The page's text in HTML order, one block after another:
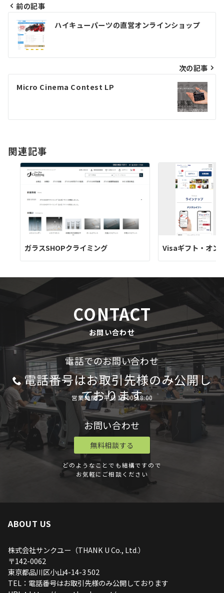
投
稿
ナ
ビ
ゲ
シ
ン
前の記事
ハイキューパーツの直営オンラインショップ
次の記事
Micro Cinema Contest LP
関連記事
ガラスSHOPクライミング Visaギフト・オン
CONTACT
お問い合わせ
電話でのお問い合わせ
電話番号はお取引先様のみ公開し
ております
営業時間：平日10:00-18:00
お問い合わせ
無料相談する
どのようなことでも結構ですので
お気軽にご相談ください
ABOUT US
株式会社サンクユー（THANK U Co., Ltd.）
〒142-0062
東京都品川区小山4-14-3 502
TEL：電話番号はお取引先様のみ公開しております